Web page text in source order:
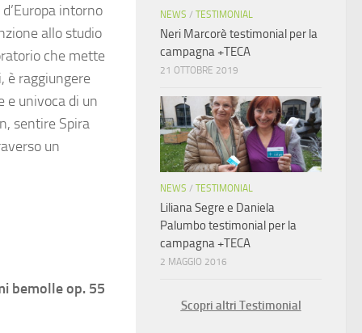
intorno
allo studio
che mette
è raggiungere
e univoca di un
sentire Spira
un
bemolle op. 55
NEWS / TESTIMONIAL
Neri Marcorè testimonial per la
campagna +TECA
21 OTTOBRE 2019
NEWS / TESTIMONIAL
Liliana Segre e Daniela
Palumbo testimonial per la
campagna +TECA
2 MAGGIO 2016
Scopri altri Testimonial